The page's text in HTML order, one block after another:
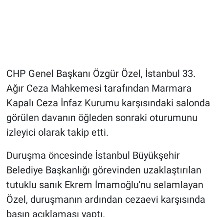
CHP Genel Başkanı Özgür Özel, İstanbul 33.
Ağır Ceza Mahkemesi tarafından Marmara
Kapalı Ceza İnfaz Kurumu karşısındaki salonda
görülen davanın öğleden sonraki oturumunu
izleyici olarak takip etti.
Duruşma öncesinde İstanbul Büyükşehir
Belediye Başkanlığı görevinden uzaklaştırılan
tutuklu sanık Ekrem İmamoğlu'nu selamlayan
Özel, duruşmanın ardından cezaevi karşısında
basın açıklaması yaptı.